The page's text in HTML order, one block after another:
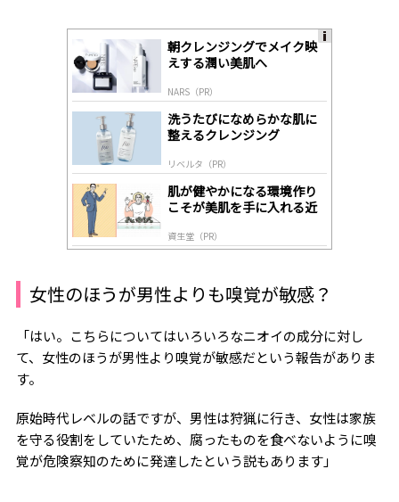
朝クレンジングでメイク映
えする潤い美肌へ
NARS（PR）
洗うたびになめらかな肌に
整えるクレンジング
リベルタ（PR）
肌が健やかになる環境作り
こそが美肌を手に入れる近
資生堂（PR）
女性のほうが男性よりも嗅覚が敏感？
「はい。こちらについてはいろいろなニオイの成分に対し
て、女性のほうが男性より嗅覚が敏感だという報告がありま
す。
原始時代レベルの話ですが、男性は狩猟に行き、女性は家族
を守る役割をしていたため、腐ったものを食べないように嗅
覚が危険察知のために発達したという説もあります」